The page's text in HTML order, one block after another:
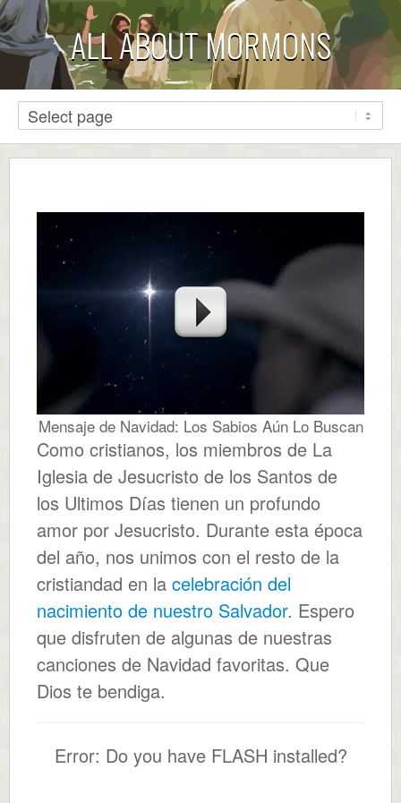
ALL ABOUT MORMONS
Mensaje de Navidad: Los Sabios Aún Lo Buscan
Como cristianos, los miembros de La
Iglesia de Jesucristo de los Santos de
los Ultimos Días tienen un profundo
amor por Jesucristo. Durante esta época
del año, nos unimos con el resto de la
cristiandad en la celebración del
nacimiento de nuestro Salvador. Espero
que disfruten de algunas de nuestras
canciones de Navidad favoritas. Que
Dios te bendiga.
Error: Do you have FLASH installed?